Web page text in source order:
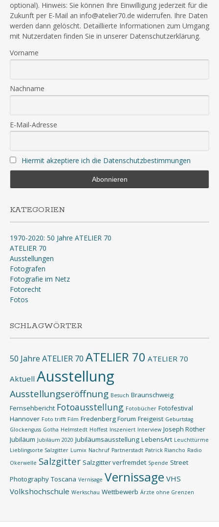
optional). Hinweis: Sie können Ihre Einwilligung jederzeit für die
Zukunft per E-Mail an info@atelier70.de widerrufen. Ihre Daten
werden dann gelöscht. Detaillierte Informationen zum Umgang
mit Nutzerdaten finden Sie in unserer Datenschutzerklärung.
Vorname
Nachname
E-Mail-Adresse
Hiermit akzeptiere ich die Datenschutzbestimmungen
KATEGORIEN
1970-2020: 50 Jahre ATELIER 70
ATELIER 70
Ausstellungen
Fotografen
Fotografie im Netz
Fotorecht
Fotos
SCHLAGWÖRTER
50 Jahre ATELIER 70 ATELIER 70 ATELIER 70
Aktuell Ausstellung
Ausstellungseröffnung Besuch Braunschweig
Fernsehbericht Fotoausstellung Fotobücher Fotofestival
Hannover Foto trifft Film Fredenberg Forum Freigeist Geburtstag
Glockenguss Gotha Helmstedt Hoffest Inszeniert Interview Joseph Röther
Jubiläum Jubiläum 2020 Jubiläumsausstellung LebensArt Leuchttürme
Lieblingsorte Salzgitter Lumix Nachruf Partnerstadt Patrick Riancho Radio
Okerwelle Salzgitter Salzgitter verfremdet Spende Street
Photography Toscana Vernisage Vernissage VHS
Volkshochschule Werkschau Wettbewerb Ärzte ohne Grenzen